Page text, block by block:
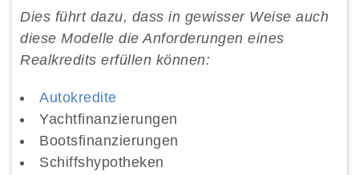
Dies führt dazu, dass in gewisser Weise auch
diese Modelle die Anforderungen eines
Realkredits erfüllen können:
Autokredite
Yachtfinanzierungen
Bootsfinanzierungen
Schiffshypotheken